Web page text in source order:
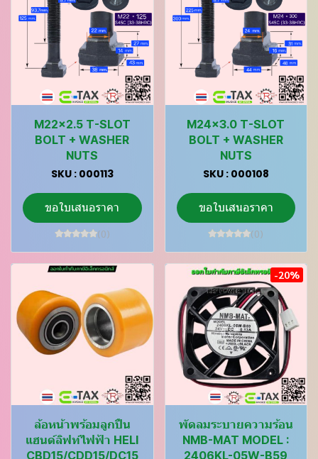
M22x2.5 T-SLOT
BOLT + WASHER
NUTS
SKU : 000113
ขอใบเสนอราคา
(0)
M24x3.0 T-SLOT
BOLT + WASHER
NUTS
SKU : 000108
ขอใบเสนอราคา
(0)
ล้อหน้าพร้อมลูกปืน
แฮนด์ลิฟท์ไฟฟ้า HELI
CBD15/CDD15/DC15
-20%
พัดลมระบายความร้อน
NMB-MAT MODEL :
2406KL-05W-B59